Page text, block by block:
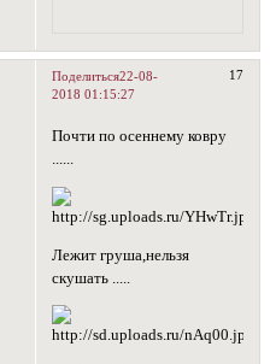
Поделиться 17
22-08-
2018 01:15:27
Почти по осеннему ковру
......
Лежит груша,нельзя
скушать .....